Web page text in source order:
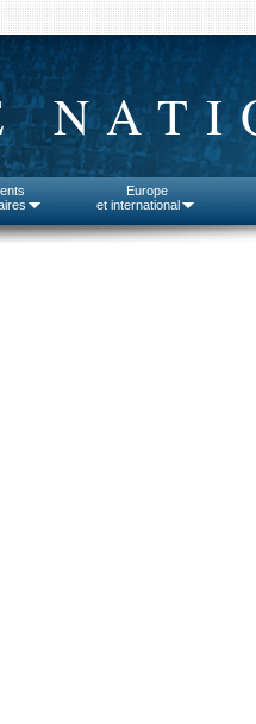
Europe
et international